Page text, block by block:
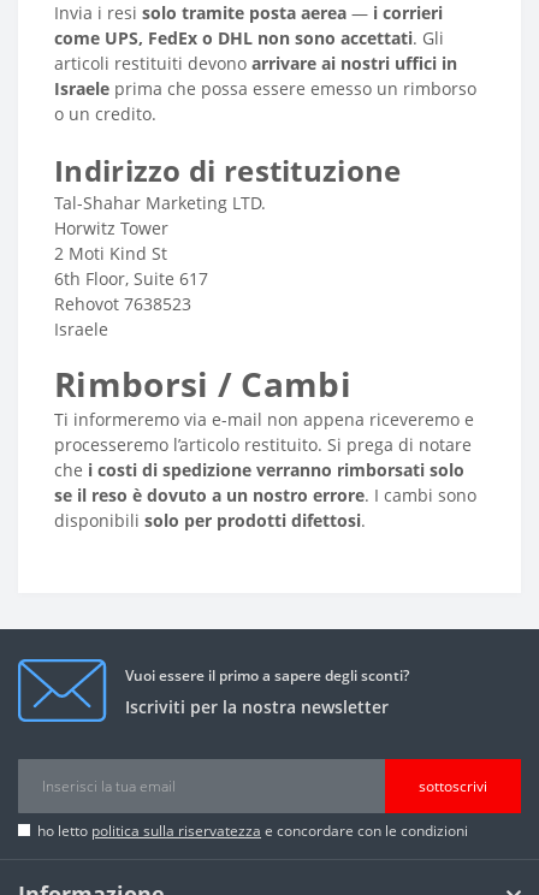
Invia i resi solo tramite posta aerea — i corrieri
come UPS, FedEx o DHL non sono accettati. Gli
articoli restituiti devono arrivare ai nostri uffici in
Israele prima che possa essere emesso un rimborso
o un credito.
Indirizzo di restituzione
Tal-Shahar Marketing LTD.
Horwitz Tower
2 Moti Kind St
6th Floor, Suite 617
Rehovot 7638523
Israele
Rimborsi / Cambi
Ti informeremo via e-mail non appena riceveremo e
processeremo l’articolo restituito. Si prega di notare
che i costi di spedizione verranno rimborsati solo
se il reso è dovuto a un nostro errore. I cambi sono
disponibili solo per prodotti difettosi.
Vuoi essere il primo a sapere degli sconti?
Iscriviti per la nostra newsletter
sottoscrivi
ho letto politica sulla riservatezza e concordare con le condizioni